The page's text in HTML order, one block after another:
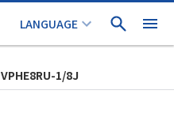
VPHE8RU-1/8J